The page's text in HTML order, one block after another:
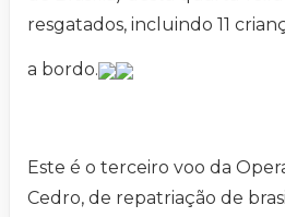
resgatados, incluindo 11
a bordo.
Este é o terceiro voo da
Cedro, de repatriação de